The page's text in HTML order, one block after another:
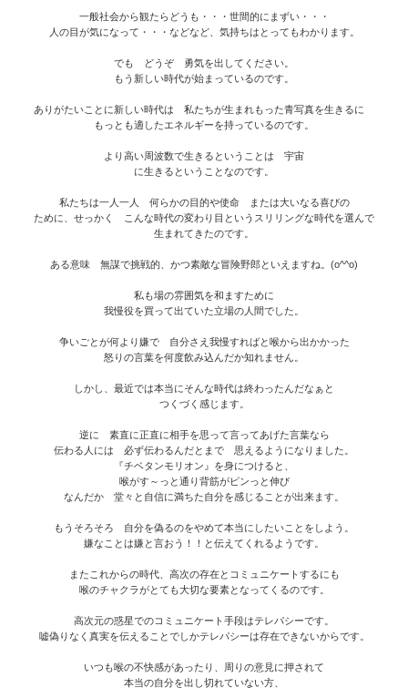
一般社会から観たらどうも・・・世間的にまずい・・・
人の目が気になって・・・などなど、気持ちはとってもわかります。
でも どうぞ 勇気を出してください。
もう新しい時代が始まっているのです。
ありがたいことに新しい時代は 私たちが生まれもった青写真を生きるに
もっとも適したエネルギーを持っているのです。
より高い周波数で生きるということは 宇宙
に生きるということなのです。
私たちは一人一人 何らかの目的や使命 または大いなる喜びの
ために、せっかく こんな時代の変わり目というスリリングな時代を選んで
生まれてきたのです。
ある意味 無謀で挑戦的、かつ素敵な冒険野郎といえますね。(o^^o)
私も場の雰囲気を和ますために
我慢役を買って出ていた立場の人間でした。
争いごとが何より嫌で 自分さえ我慢すればと喉から出かかった
怒りの言葉を何度飲み込んだか知れません。
しかし、最近では本当にそんな時代は終わったんだなぁと
つくづく感じます。
逆に 素直に正直に相手を思って言ってあげた言葉なら
伝わる人には 必ず伝わるんだとまで 思えるようになりました。
『チベタンモリオン』を身につけると、
喉がす～っと通り背筋がピンっと伸び
なんだか 堂々と自信に満ちた自分を感じることが出来ます。
もうそろそろ 自分を偽るのをやめて本当にしたいことをしよう。
嫌なことは嫌と言おう！！と伝えてくれるようです。
またこれからの時代、高次の存在とコミュニケートするにも
喉のチャクラがとても大切な要素となってくるのです。
高次元の惑星でのコミュニケート手段はテレパシーです。
嘘偽りなく真実を伝えることでしかテレパシーは存在できないからです。
いつも喉の不快感があったり、周りの意見に押されて
本当の自分を出し切れていない方、